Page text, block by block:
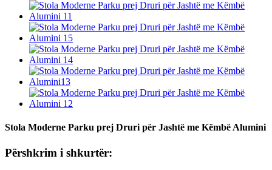
Stola Moderne Parku prej Druri për Jashtë me Këmbë Alumini
Përshkrim i shkurtër: